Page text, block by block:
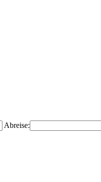
Abreise: